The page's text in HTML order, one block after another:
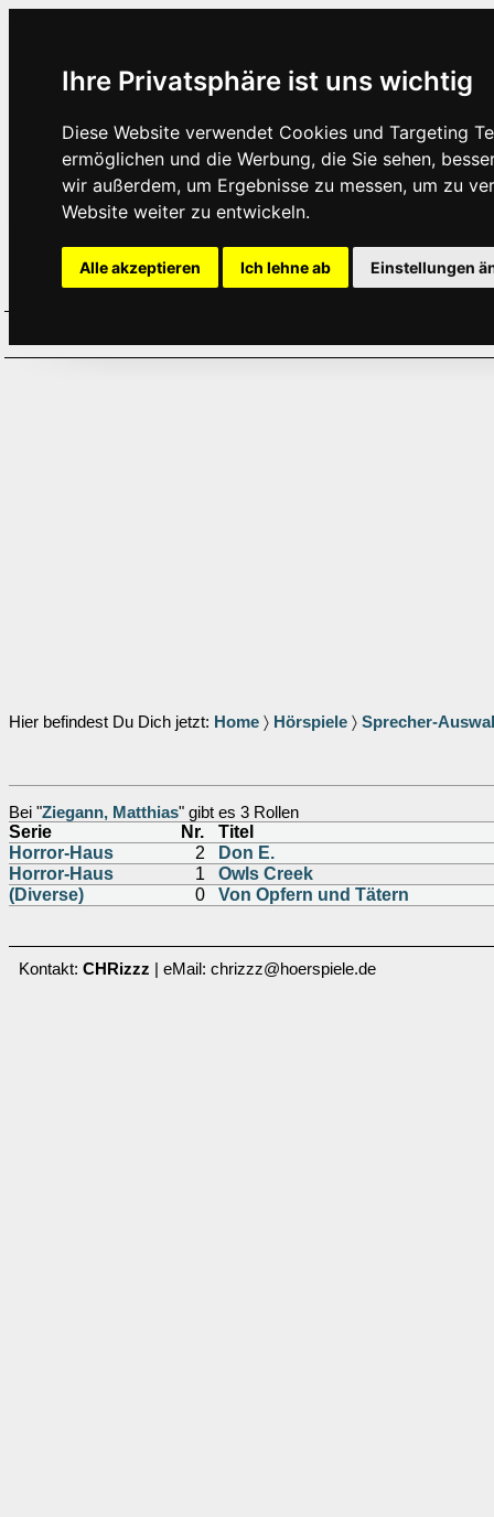
Ihre Privatsphäre ist uns wichtig
Diese Website verwendet Cookies und Targeting
ermöglichen und die Werbung, die Sie sehen,
wir außerdem, um Ergebnisse zu messen, um zu
Website weiter zu entwickeln.
Alle akzeptieren Ich lehne ab Einstellungen
Hier befindest Du Dich jetzt: Home 〉 Hörspiele 〉 Sprecher-
Bei "Ziegann, Matthias" gibt es 3 Rollen
Serie Nr.
Titel
Horror-Haus
2
Don E.
Horror-Haus
1
Owls Creek
(Diverse)
0 Von Opfern und Tätern
Kontakt: CHRizzz | eMail: chrizzz@hoerspiele.de